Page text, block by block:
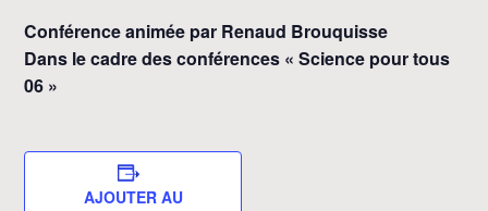
Conférence animée par Renaud Brouquisse
Dans le cadre des conférences « Science pour tous
06 »
AJOUTER AU